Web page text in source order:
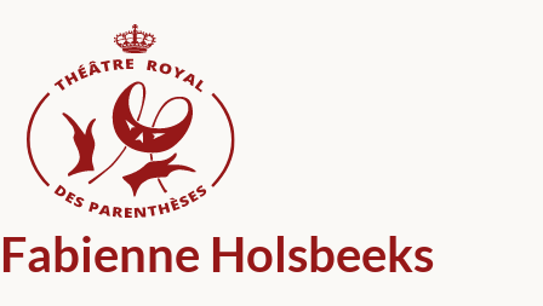
content
Fabienne Holsbeeks